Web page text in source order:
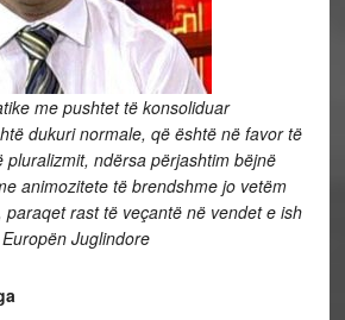
me pushtet të konsoliduar
dukuri normale, që është në favor të
pluralizmit, ndërsa përjashtim bëjnë
animozitete të brendshme jo vetëm
paraqet rast të veçantë në vendet e ish
Juglindore